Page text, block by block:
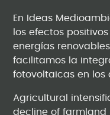
En Ideas
los efectos
energías
facilitamos la
fotovoltaicas en los
Agricultural
decline of farmland